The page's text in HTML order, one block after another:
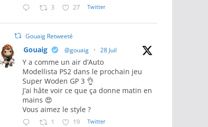
3 27 Twitter
Gouaig Retweeté
Gouaig @gouaig · 28 Juil
Y a comme un air d’Auto
Modellista PS2 dans le prochain jeu
Super Woden GP 3 👌
J’ai hâte voir ce que ça donne matin en
mains 😍
Vous aimez le style ?
1 19 Twitter